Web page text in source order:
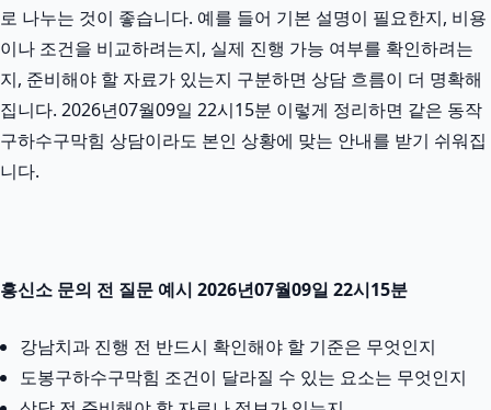
로 나누는 것이 좋습니다. 예를 들어 기본 설명이 필요한지, 비용
이나 조건을 비교하려는지, 실제 진행 가능 여부를 확인하려는
지, 준비해야 할 자료가 있는지 구분하면 상담 흐름이 더 명확해
집니다. 2026년07월09일 22시15분 이렇게 정리하면 같은 동작
구하수구막힘 상담이라도 본인 상황에 맞는 안내를 받기 쉬워집
니다.
흥신소 문의 전 질문 예시 2026년07월09일 22시15분
강남치과 진행 전 반드시 확인해야 할 기준은 무엇인지
도봉구하수구막힘 조건이 달라질 수 있는 요소는 무엇인지